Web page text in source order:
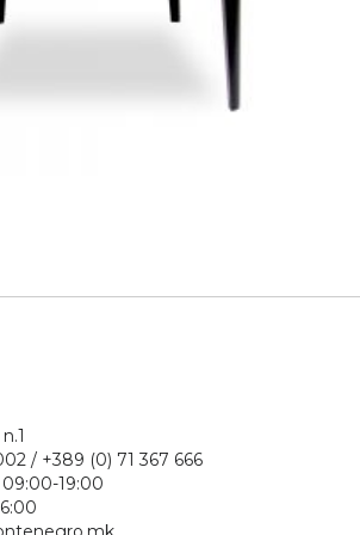
Popov n.1
/ +389 (0) 71 367 666
19:00